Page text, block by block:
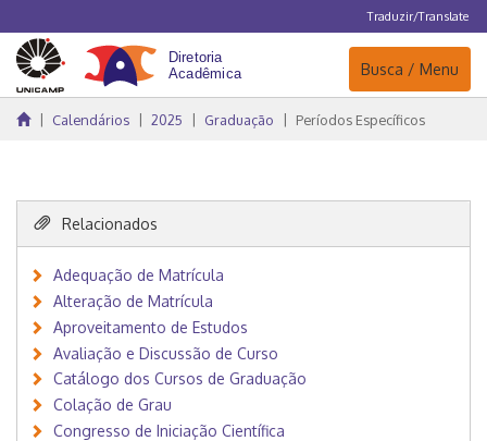
Traduzir/Translate
Navegação
Busca / Menu
Calendários 2025 Graduação Períodos Específicos
Relacionados
Adequação de Matrícula
Alteração de Matrícula
Aproveitamento de Estudos
Avaliação e Discussão de Curso
Catálogo dos Cursos de Graduação
Colação de Grau
Congresso de Iniciação Científica